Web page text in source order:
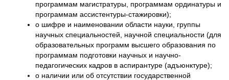
программам магистратуры, программам ординатуры и
программам ассистентуры-стажировки);
о шифре и наименовании области науки, группы
научных специальностей, научной специальности (для
образовательных программ высшего образования по
программам подготовки научных и научно-
педагогических кадров в аспирантуре (адъюнктуре);
о наличии или об отсутствии государственной